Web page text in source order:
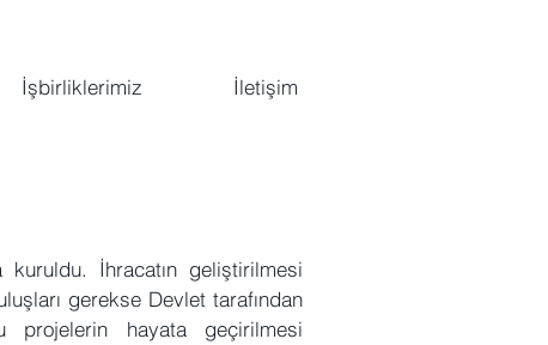
İşbirliklerimiz İletişim
kuruldu. İhracatın geliştirilmesi
gerekse Devlet tarafından
hayata geçirilmesi